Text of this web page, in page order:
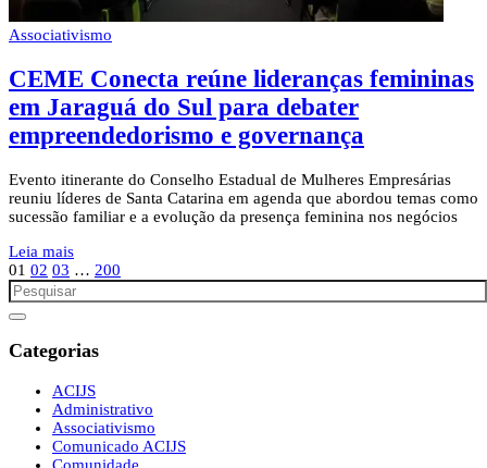
Associativismo
CEME Conecta reúne lideranças femininas
em Jaraguá do Sul para debater
empreendedorismo e governança
Evento itinerante do Conselho Estadual de Mulheres Empresárias
reuniu líderes de Santa Catarina em agenda que abordou temas como
sucessão familiar e a evolução da presença feminina nos negócios
Leia mais
01 02 03 … 200
Categorias
ACIJS
Administrativo
Associativismo
Comunicado ACIJS
Comunidade